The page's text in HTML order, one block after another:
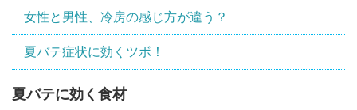
女性と男性、冷房の感じ方が違う？
夏バテ症状に効くツボ！
夏バテに効く食材